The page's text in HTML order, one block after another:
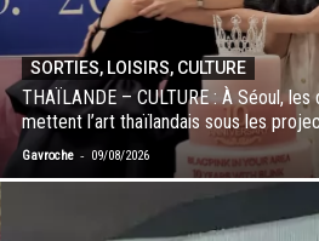
SORTIES, LOISIRS, CULTURE
THAÏLANDE – CULTURE : À Séoul,
mettent l’art thaïlandais sous les
Gavroche - 09/08/2026